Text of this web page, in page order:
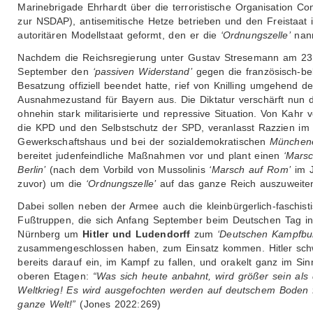
Marinebrigade Ehrhardt über die terroristische Organisation
zur NSDAP), antisemitische Hetze betrieben und den Freistaat
autoritären Modellstaat geformt, den er die ‘Ordnungszelle’
Nachdem die Reichsregierung unter Gustav Stresemann am
September den ‘passiven Widerstand’gegen die französisch-
Besatzung offiziell beendet hatte, rief von Knilling umgehend
Ausnahmezustand für Bayern aus. Die Diktatur verschärft nun
ohnehin stark militarisierte und repressive Situation. Von Kahr
die KPD und den Selbstschutz der SPD, veranlasst Razzien im
Gewerkschaftshaus und bei der sozialdemokratischen
bereitet judenfeindliche Maßnahmen vor und plant einen
Berlin’(nach dem Vorbild von Mussolinis ‘Marsch auf Rom’im
zuvor) um die ‘Ordnungszelle’auf das ganze Reich
Dabei sollen neben der Armee auch die kleinbürgerlich-
Fußtruppen, die sich Anfang September beim Deutschen Tag in
Nürnberg um Hitler und Ludendorff zum ‘Deutschen
zusammengeschlossen haben, zum Einsatz kommen. Hitler
bereits darauf ein, im Kampf zu fallen, und orakelt ganz im
oberen Etagen: “Was sich heute anbahnt, wird größer sein als
Weltkrieg! Es wird ausgefochten werden auf deutschem Boden
ganze Welt!” (Jones 2022:269)